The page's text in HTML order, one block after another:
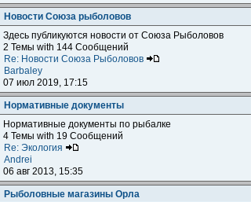
Новости Союза рыболовов
Здесь публикуются новости от Союза Рыболовов
2 Темы with 144 Сообщений
Re: Новости Союза Рыболовов
Barbaley
07 июл 2019, 17:15
Нормативные документы
Нормативные документы по рыбалке
4 Темы with 19 Сообщений
Re: Экология
Andrei
06 авг 2013, 15:35
Рыболовные магазины Орла